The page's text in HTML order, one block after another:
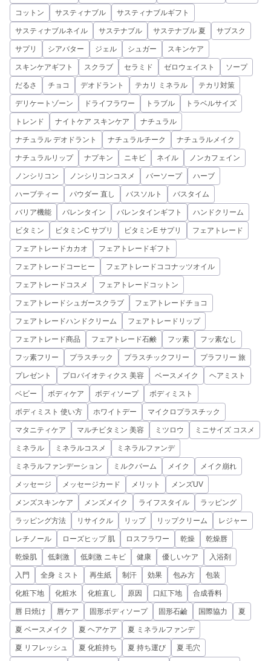
コットン サスティナブル サスティナブルギフト
サスティナブルネイル サステナブル サステナブル 夏 サブスク
サプリ シアバター ジェル シュガー スキンケア
スキンケアギフト スクラブ セラミド ゼロウェイスト ソープ
だるさ チョコ デオドラント テカリ ミネラル テカリ対策
デリケートゾーン ドライフラワー トラブル トラベルサイズ
トレンド ナイトケア スキンケア ナチュラル
ナチュラル デオドラント ナチュラルチーク ナチュラルメイク
ナチュラルリップ ナプキン ニキビ ネイル ノンカフェイン
ノンシリコン ノンシリコンコスメ バーソープ ハーブ
ハーブティー パウダー 直し バスソルト バスタイム
バリア機能 バレンタイン バレンタインギフト ハンドクリーム
ビタミン ビタミンC サプリ ビタミンE サプリ フェアトレード
フェアトレードカカオ フェアトレードギフト
フェアトレードコーヒー フェアトレードココナッツオイル
フェアトレードコスメ フェアトレードコットン
フェアトレードシュガースクラブ フェアトレードチョコ
フェアトレードハンドクリーム フェアトレードリップ
フェアトレード商品 フェアトレード石鹸 フッ素 フッ素なし
フッ素フリー プラスチック プラスチックフリー プラフリー 旅
プレゼント プロバイオティクス 美容 ベースメイク ヘアミスト
ベビー ボディケア ボディソープ ボディミスト
ボディミスト 使い方 ホワイトデー マイクロプラスチック
マタニティケア マルチビタミン 美容 ミツロウ ミニサイズ コスメ
ミネラル ミネラルコスメ ミネラルファンデ
ミネラルファンデーション ミルクバーム メイク メイク崩れ
メッセージ メッセージカード メリット メンズUV
メンズスキンケア メンズメイク ライフスタイル ラッピング
ラッピング方法 リサイクル リップ リップクリーム レジャー
レチノール ローズヒップ 肌 ロスフラワー 乾燥 乾燥唇
乾燥肌 低刺激 低刺激 ニキビ 健康 優しいケア 入浴剤
入門 全身 ミスト 再生紙 制汗 効果 包み方 包装
化粧下地 化粧水 化粧直し 原因 口紅下地 合成香料
唇 日焼け 唇ケア 固形ボディソープ 固形石鹼 国際協力 夏
夏 ベースメイク 夏 ヘアケア 夏 ミネラルファンデ
夏 リフレッシュ 夏 化粧持ち 夏 持ち運び 夏 毛穴